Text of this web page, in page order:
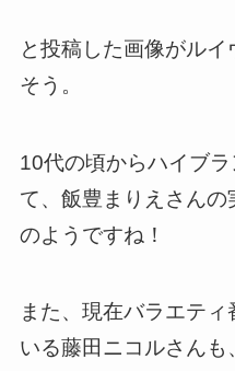
と投稿した画像がル
そう。
10代の頃からハイブ
て、飯豊まりえさん
のようですね！
また、現在バラエテ
いる藤田ニコルさん